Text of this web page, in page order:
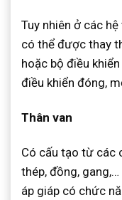
Tuy nhiên ở các
có thể được thay
hoặc bộ điều
điều khiển đóng,
Thân van
Có cấu tạo từ các
thép, đồng,
áp giáp có chức